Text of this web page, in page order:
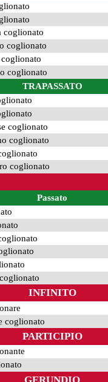
coglionato
coglionato
coglionato
TRAPASSATO
coglionato
coglionato
coglionato
Passato
INFINITO
coglionato
PARTICIPIO
GERUNDIO